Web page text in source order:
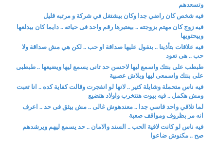
وتسعدهم
فيه شخص كان راضي جدا وكان بيشتغل في شركة و مرتبه قليل
فيه زوج كان مهتم بزوجته .. بيعتبرها رقم واحد فى حياته .. دايما كان بيدلعها
وبيحتويها
فيه علاقات بتأذينا .. بنقول عليها صداقة او حب .. لكن هي مش صداقة ولا
حب .. هى تعود
طبطب على بنتك واسمع ليها لاحسن حد تانى يسمع ليها ويضيعها .. طبطبى
على بنتك واسمعى ليها وبلاش عصبية
فيه ناس متحملة وشايلة كتير .. لانها لو انفجرت وقالت كفاية كده .. انا تعبت
ومش هكمل .. فيه بيوت هتتخرب واولاد هتضيع
لما تلاقي واحد قاسي جدا .. معندهوش غالى .. مش بيثق فى حد .. اعرف
انه مر بظروف ومواقف صعبة
فيه ناس لو كانت لاقية الحب .. السند والامان .. حد يسمع ليهم ويرشدهم
صح .. مكنوش ضاعوا